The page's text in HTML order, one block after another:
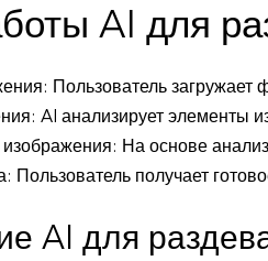
AI для
Пользователь
AI анализирует элементы
На основе
Пользователь получает
AI для